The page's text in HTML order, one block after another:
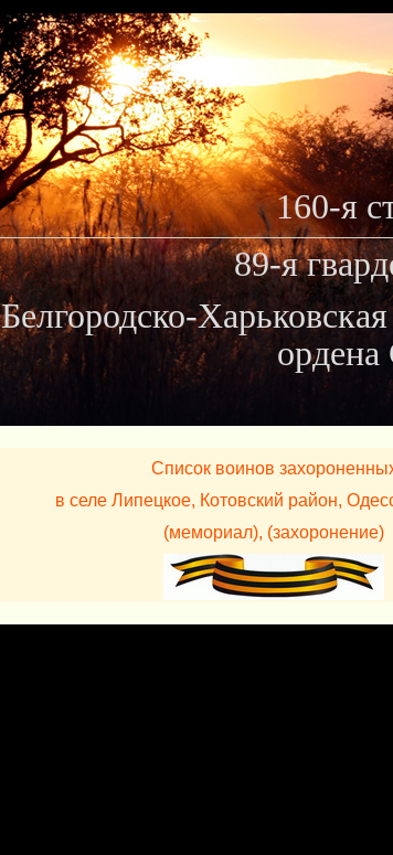
160-я
89-я
Белгородско-
ордена
Список воинов
в селе Липецкое, Котовский район,
(мемориал), (захоронение)